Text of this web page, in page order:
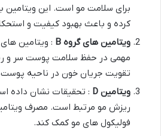
برای سلامت مو است. این ویتامین
کرده و باعث بهبود کیفیت و
ویتامین های گروه
مهمی در حفظ سلامت پوست سر و
تقویت جریان خون در ناحیه
ویتامین
فولیکول های مو کمک کند.